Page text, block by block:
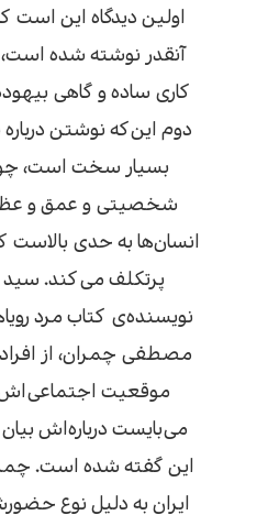
اولین دیدگاه این است
آن‍قدر نوشته شده است،
کاری ساده و گاهی
دوم این‌که نوشتن
بسیار سخت است،
شخصیتی و عمق و
انسان‌ها به حدی
پرتکلف می‌کند.
نویسنده‌ی کتاب مرد
مصطفی چمران، از
موقعیت اجتماعی‌اش
می‌بایست درباره‌اش
این گفته شده است.
ایران به دلیل نوع